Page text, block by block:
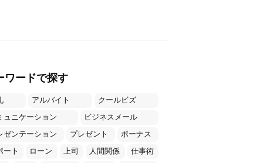
ワードで探す
アルバイト
クールビズ
ュニケーション
ビジネスメール
ゼンテーション
プレゼント
ボーナス
ート
ローン 上司 人間関係
仕事術